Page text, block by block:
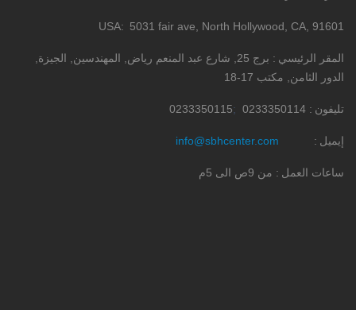
USA 5031 fair ave, North Hollywood, CA, 91601
المقر الرئيسي
برج 25, شارع عبد المنعم رياض, المهندسين, الجيزة,
الدور الثامن, مكتب 17-18
تليفون 0233350114
0233350115
إيميل info@sbhcenter.com
ساعات العمل من 9ص الى 5م